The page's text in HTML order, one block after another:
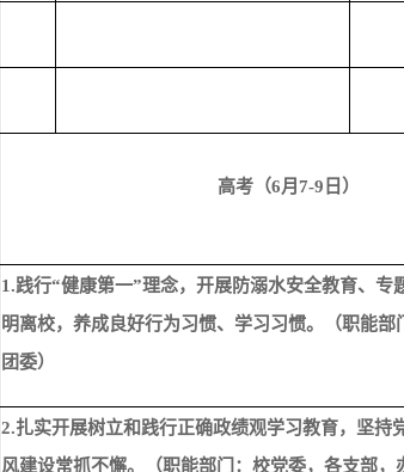
高考（6月7-9日）
1.践行“健康第一”理念，开展防溺水安全教育、专
明离校，养成良好行为习惯、学习习惯。
（职能
团委）
2.扎实开展树立和践行正确政绩观学习教育，坚持
风建设常抓不懈。
（职能部门：校党委，各支部，